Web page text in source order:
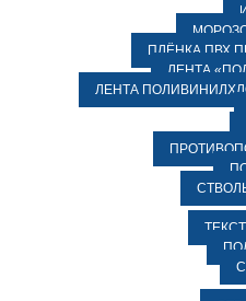
ПЛЁНКА ПВХ
ЛЕНТА
ЛЕНТА